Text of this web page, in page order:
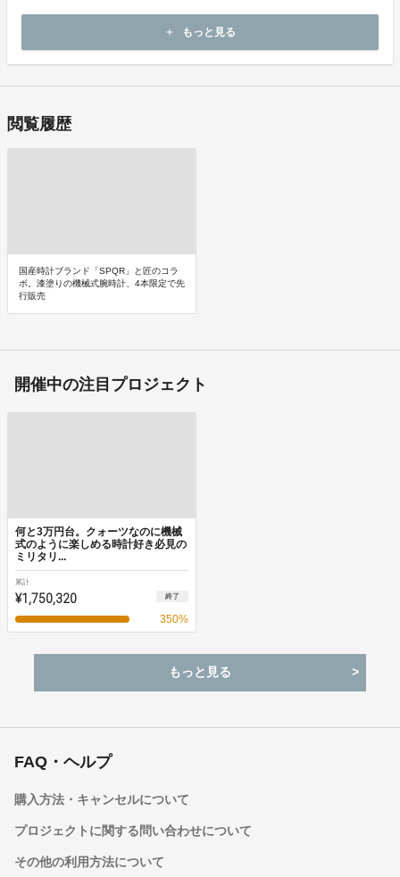
キャンセルはお受け致しかねます。
決済完了後の返金は一切できません。
add もっと見る
閲覧履歴
国産時計ブランド「SPQR」と匠のコラ
ボ。漆塗りの機械式腕時計、4本限定で先
行販売
開催中の注目プロジェクト
何と3万円台。クォーツなのに機械
式のように楽しめる時計好き必見の
ミリタリ...
累計
¥1,750,320 終了
350%
もっと見る
FAQ・ヘルプ
購入方法・キャンセルについて
プロジェクトに関する問い合わせについて
その他の利用方法について